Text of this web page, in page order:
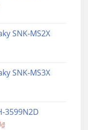
SNK-MS2X
SNK-MS3X
3599N2D
₫